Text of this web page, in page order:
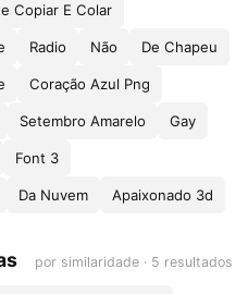
Copiar E Colar
Radio Não De Chapeu
Coração Azul Png
Setembro Amarelo Gay
Font 3
Da Nuvem Apaixonado 3d
por similaridade · 5 resultados